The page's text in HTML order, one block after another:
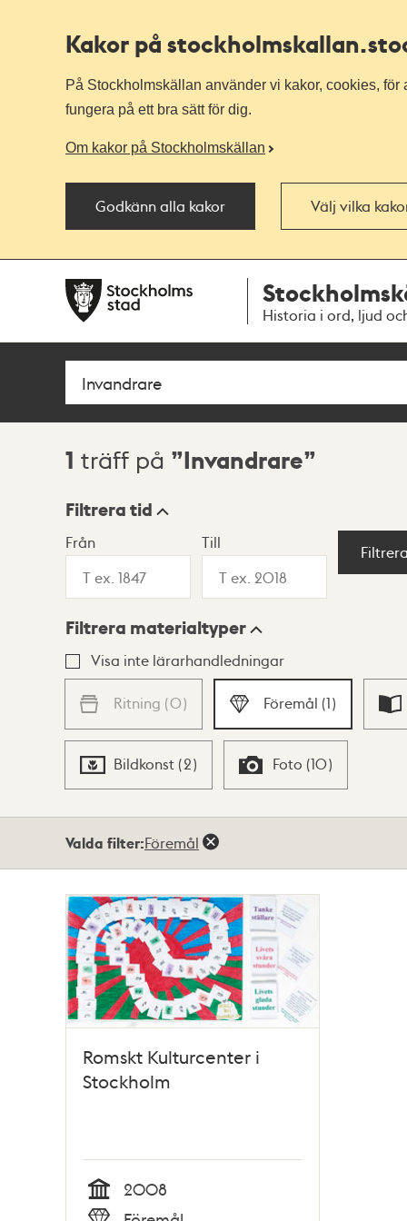
Kakor på stockholmskallan
På Stockholmskällan använder vi kakor, cookies,
fungera på ett bra sätt för dig.
Om kakor på Stockholmskällan
Godkänn alla kakor Välj vilka
navigationen
huvudinnehållet
Historia i ord, ljud
Sök
Sökresultat
1 träff på Invandrare
Visningsläge
Lista Karta
Filtrera tid
Från Till
Filtrera materialtyper
Visa inte lärarhandledningar
Ritning (0) Föremål (1)
Bildkonst (2) Foto (10)
Valda filter:Föremål
Romskt Kulturcenter i
Stockholm
Tid
2008